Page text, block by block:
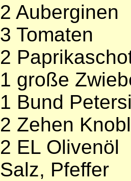
2 Auberginen
3 Tomaten
2
1 große
1 Bund
2 Zehen
2 EL Olivenöl
Salz, Pfeffer